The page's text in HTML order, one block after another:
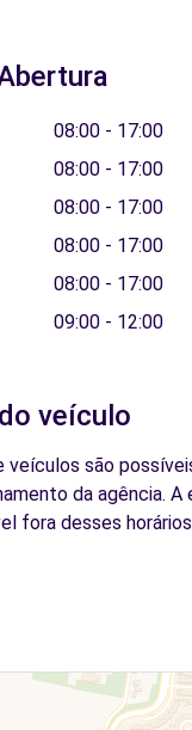
08:00 - 17:00
08:00 - 17:00
08:00 - 17:00
08:00 - 17:00
08:00 - 17:00
09:00 - 12:00
veículo
veículos são
da agência. A
fora desses